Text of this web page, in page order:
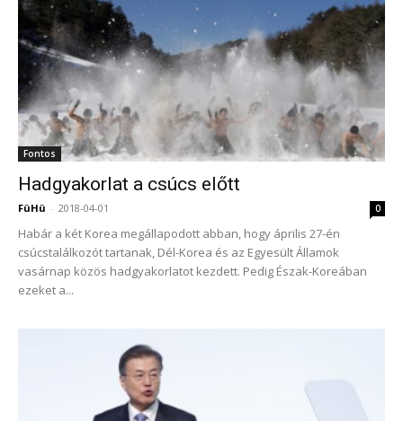
Fontos
Hadgyakorlat a csúcs előtt
FüHü - 2018-04-01 0
Habár a két Korea megállapodott abban, hogy április 27-én
csúcstalálkozót tartanak, Dél-Korea és az Egyesült Államok
vasárnap közös hadgyakorlatot kezdett. Pedig Észak-Koreában
ezeket a...